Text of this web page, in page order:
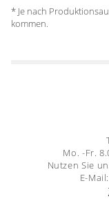
* Je nach
kommen.
Mo. -Fr.
Nutzen Sie
E-Mail: